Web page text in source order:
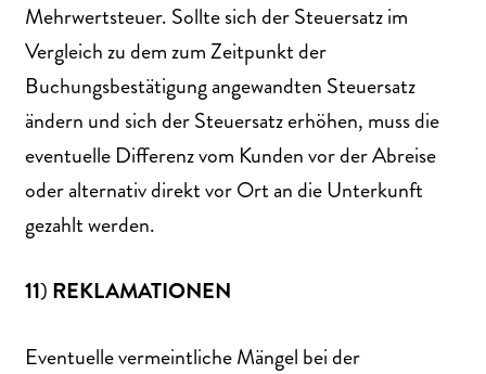
Mehrwertsteuer. Sollte sich der Steuersatz im
Vergleich zu dem zum Zeitpunkt der
Buchungsbestätigung angewandten Steuersatz
ändern und sich der Steuersatz erhöhen, muss die
eventuelle Differenz vom Kunden vor der Abreise
oder alternativ direkt vor Ort an die Unterkunft
gezahlt werden.
11) REKLAMATIONEN
Eventuelle vermeintliche Mängel bei der